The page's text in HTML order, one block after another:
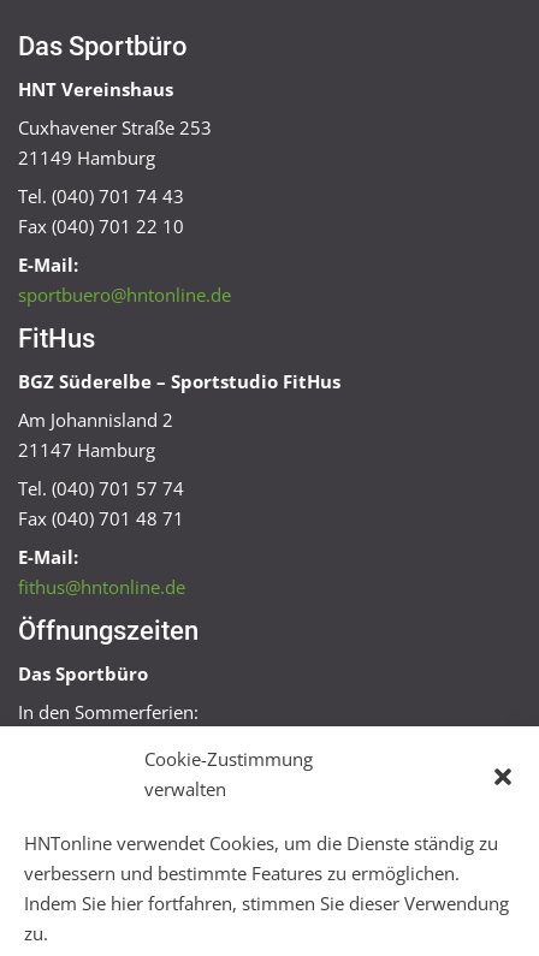
Cookie-Zustimmung
verwalten
HNTonline verwendet Cookies, um die Dienste ständig zu
verbessern und bestimmte Features zu ermöglichen.
Indem Sie hier fortfahren, stimmen Sie dieser Verwendung
zu.
Das Sportbüro
HNT Vereinshaus
Cuxhavener Straße 253
21149 Hamburg
Tel. (040) 701 74 43
Fax (040) 701 22 10
E-Mail:
sportbuero@hntonline.de
FitHus
BGZ Süderelbe – Sportstudio FitHus
Am Johannisland 2
21147 Hamburg
Tel. (040) 701 57 74
Fax (040) 701 48 71
E-Mail:
fithus@hntonline.de
Öffnungszeiten
Das Sportbüro
In den Sommerferien:
Mo + Mi 16:00 – 18:00 Uhr
Mo – Fr 08:00 – 22:00 Uhr
Sa + So 10:00 – 18:00 Uhr